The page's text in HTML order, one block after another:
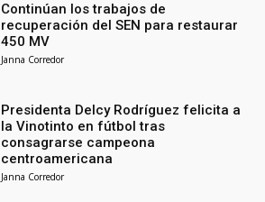
Continúan los trabajos de
recuperación del SEN para restaurar
450 MV
Janna Corredor
Presidenta Delcy Rodríguez felicita a
la Vinotinto en fútbol tras
consagrarse campeona
centroamericana
Janna Corredor